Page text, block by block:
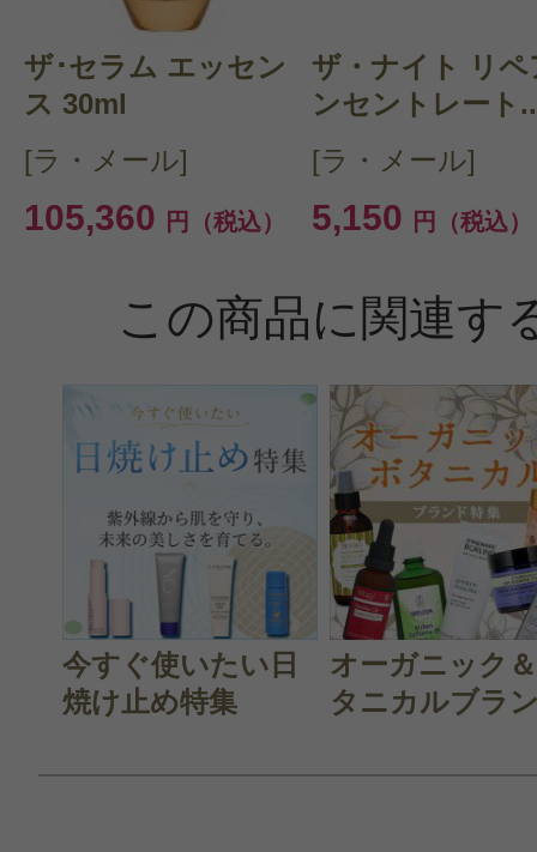
ザ･セラム エッセン
ス 30ml
[ラ・メール]
105,360 円（税込）
ザ・ナイト リペ
ンセントレート
[ラ・メール]
5,150 円（税込）
この商品に関連す
今すぐ使いたい日
焼け止め特集
オーガニック
タニカルブラ